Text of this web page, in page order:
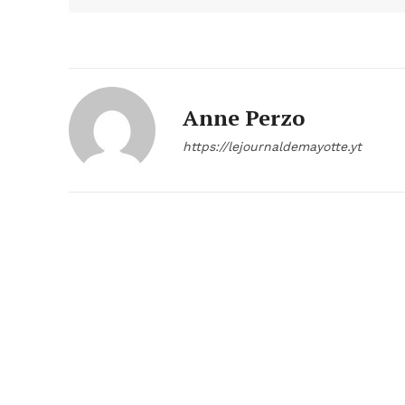
Anne Perzo
https://lejournaldemayotte.yt